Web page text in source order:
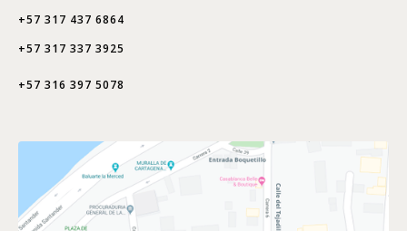
+57 317 437 6864
+57 317 337 3925
+57 316 397 5078